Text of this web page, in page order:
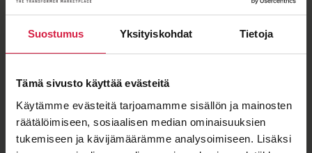
Suostumus Yksityiskohdat Tietoja
Tämä sivusto käyttää evästeitä
Käytämme evästeitä tarjoamamme sisällön ja mainosten
räätälöimiseen, sosiaalisen median ominaisuuksien
tukemiseen ja kävijämäärämme analysoimiseen. Lisäksi
Kun näet muuntajassa BTB-​merkkilaatan, tiedät sen
Jakelumuuntajamme valmistaa SEM Transformatör,
ISO 9001 ISO 14001IEC 60076OHSAS 18001